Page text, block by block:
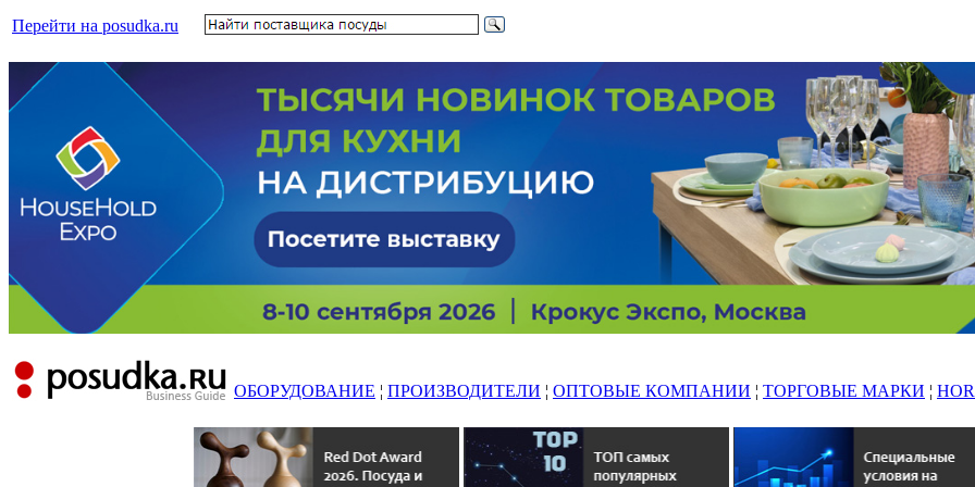
Перейти на posudka.ru
ОБОРУДОВАНИЕ ¦ ПРОИЗВОДИТЕЛИ ¦ ОПТОВЫЕ КОМПАНИИ ¦ ТОРГОВЫЕ МАРКИ ¦